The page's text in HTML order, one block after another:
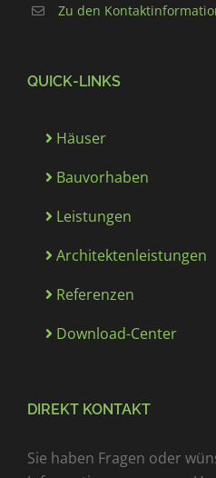
Zu den
QUICK-LINKS
Häuser
Bauvorhaben
Leistungen
Architektenleistungen
Referenzen
Download-Center
DIREKT KONTAKT
Sie haben Fragen oder